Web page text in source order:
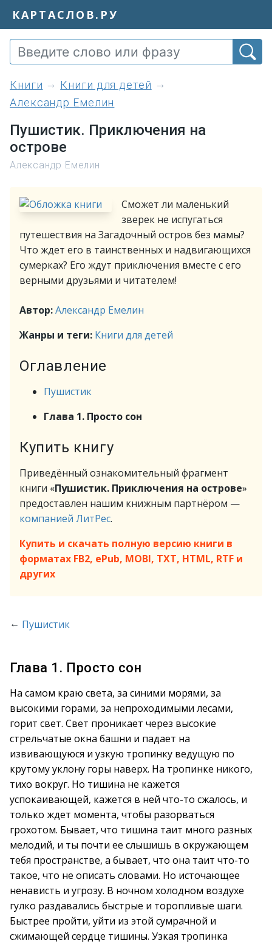
КАРТАСЛОВ.РУ
книги
Книги для детей
Александр Емелин
Пушистик. Приключения на
острове
Александр Емелин
Сможет ли маленький
зверек не испугаться
путешествия на Загадочный остров без мамы?
Что ждет его в таинственных и надвигающихся
сумерках? Его ждут приключения вместе с его
верными друзьями и читателем!
Автор:Александр Емелин
Жанры и теги: Книги для детей
Оглавление
Пушистик
Глава 1. Просто сон
Купить книгу
Приведённый ознакомительный фрагмент
книги «Пушистик. Приключения на острове»
предоставлен нашим книжным партнёром —
компанией ЛитРес.
Купить и скачать полную версию книги в
форматах FB2, ePub, MOBI, TXT, HTML, RTF и
других
← Пушистик
Глава 1. Просто сон
На самом краю света, за синими морями, за
высокими горами, за непроходимыми лесами,
горит свет. Свет проникает через высокие
стрельчатые окна башни и падает на
извивающуюся и узкую тропинку ведущую по
крутому уклону горы наверх. На тропинке никого,
тихо вокруг. Но тишина не кажется
успокаивающей, кажется в ней что-то сжалось, и
только ждет момента, чтобы разорваться
грохотом. Бывает, что тишина таит много разных
мелодий, и ты почти ее слышишь в окружающем
тебя пространстве, а бывает, что она таит что-то
такое, что не описать словами. Но источающее
ненависть и угрозу. В ночном холодном воздухе
гулко раздавались быстрые и торопливые шаги.
Быстрее пройти, уйти из этой сумрачной и
сжимающей сердце тишины. Узкая тропинка